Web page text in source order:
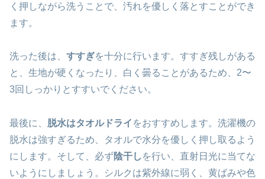
く押しながら洗うことで、汚れを優しく落とすことができ
ます。
洗った後は、 すすぎを十分に行います。すすぎ残しがある
と、生地が硬くなったり、白く曇ることがあるため、2〜
3回しっかりとすすいでください。
最後に、 脱水はタオルドライ をおすすめします。洗濯機の
脱水は強すぎるため、タオルで水分を優しく押し取るよう
にします。そして、必ず陰干し を行い、直射日光に当てな
いようにしましょう。シルクは紫外線に弱く、黄ばみや色